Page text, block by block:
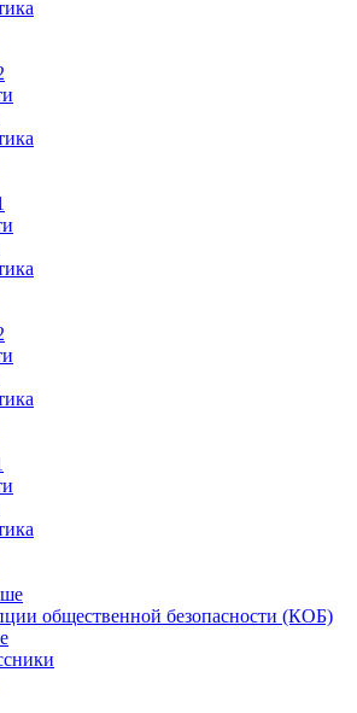
общественной безопасности (КОБ)